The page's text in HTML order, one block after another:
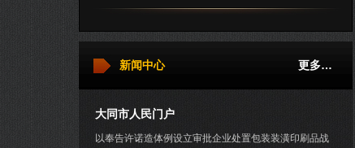
更多…
新闻中心
大同市人民门户
以奉告许诺造体例设立审批企业处置包装装潢印刷品战